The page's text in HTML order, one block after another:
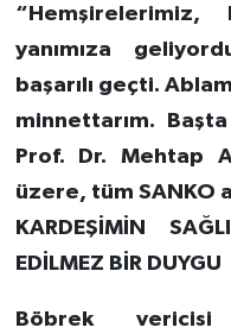
“Hemşirelerimiz,
yanımıza
başarılı geçti.
minnettarım.
Prof. Dr. Mehtap
üzere, tüm SANKO
KARDEŞİMİN
EDİLMEZ BİR DUYGU
Böbrek